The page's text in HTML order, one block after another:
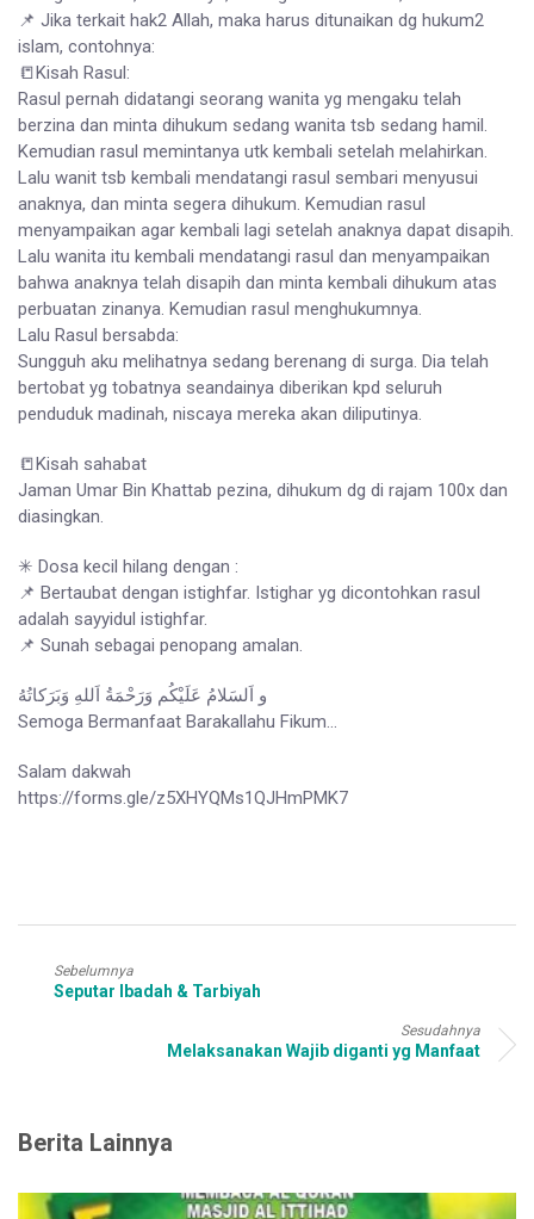
📌 Jika terkait hak2 Allah, maka harus ditunaikan dg hukum2
islam, contohnya:
📒Kisah Rasul:
Rasul pernah didatangi seorang wanita yg mengaku telah
berzina dan minta dihukum sedang wanita tsb sedang hamil.
Kemudian rasul memintanya utk kembali setelah melahirkan.
Lalu wanit tsb kembali mendatangi rasul sembari menyusui
anaknya, dan minta segera dihukum. Kemudian rasul
menyampaikan agar kembali lagi setelah anaknya dapat disapih.
Lalu wanita itu kembali mendatangi rasul dan menyampaikan
bahwa anaknya telah disapih dan minta kembali dihukum atas
perbuatan zinanya. Kemudian rasul menghukumnya.
Lalu Rasul bersabda:
Sungguh aku melihatnya sedang berenang di surga. Dia telah
bertobat yg tobatnya seandainya diberikan kpd seluruh
penduduk madinah, niscaya mereka akan diliputinya.
📒Kisah sahabat
Jaman Umar Bin Khattab pezina, dihukum dg di rajam 100x dan
diasingkan.
✳ Dosa kecil hilang dengan :
📌 Bertaubat dengan istighfar. Istighar yg dicontohkan rasul
adalah sayyidul istighfar.
📌 Sunah sebagai penopang amalan.
و اَلسَلامُ عَلَيْكُم وَرَحْمَةُ اَللهِ وَبَرَكاتُهُ
Semoga Bermanfaat Barakallahu Fikum…
Salam dakwah
https://forms.gle/z5XHYQMs1QJHmPMK7
Sebelumnya
Seputar Ibadah & Tarbiyah
Sesudahnya
Melaksanakan Wajib diganti yg Manfaat
Berita Lainnya